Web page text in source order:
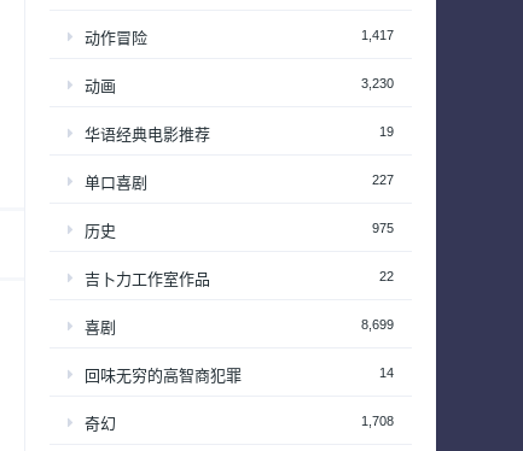
动作冒险 1,417
动画 3,230
华语经典电影推荐 19
单口喜剧 227
历史 975
吉卜力工作室作品 22
喜剧 8,699
回味无穷的高智商犯罪 14
奇幻 1,708